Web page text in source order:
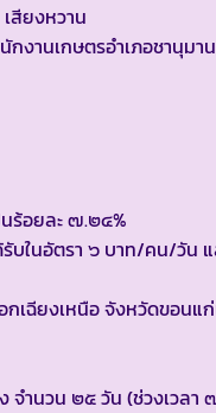
สียงหวาน
านเกษตรอำเภอชานุม
ร้อยละ ๗.๒๔%
บในอัตรา ๖ บาท/คน/วัน
กเฉียงเหนือ จังหวัดขอน
จำนวน ๒๕ วัน (ช่วงเวล